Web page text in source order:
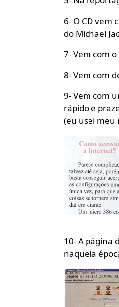
6- O CD vem
do Michael
7- Vem com
8- Vem com
9- Vem com
rápido e
(eu usei meu
10- A página
naquela